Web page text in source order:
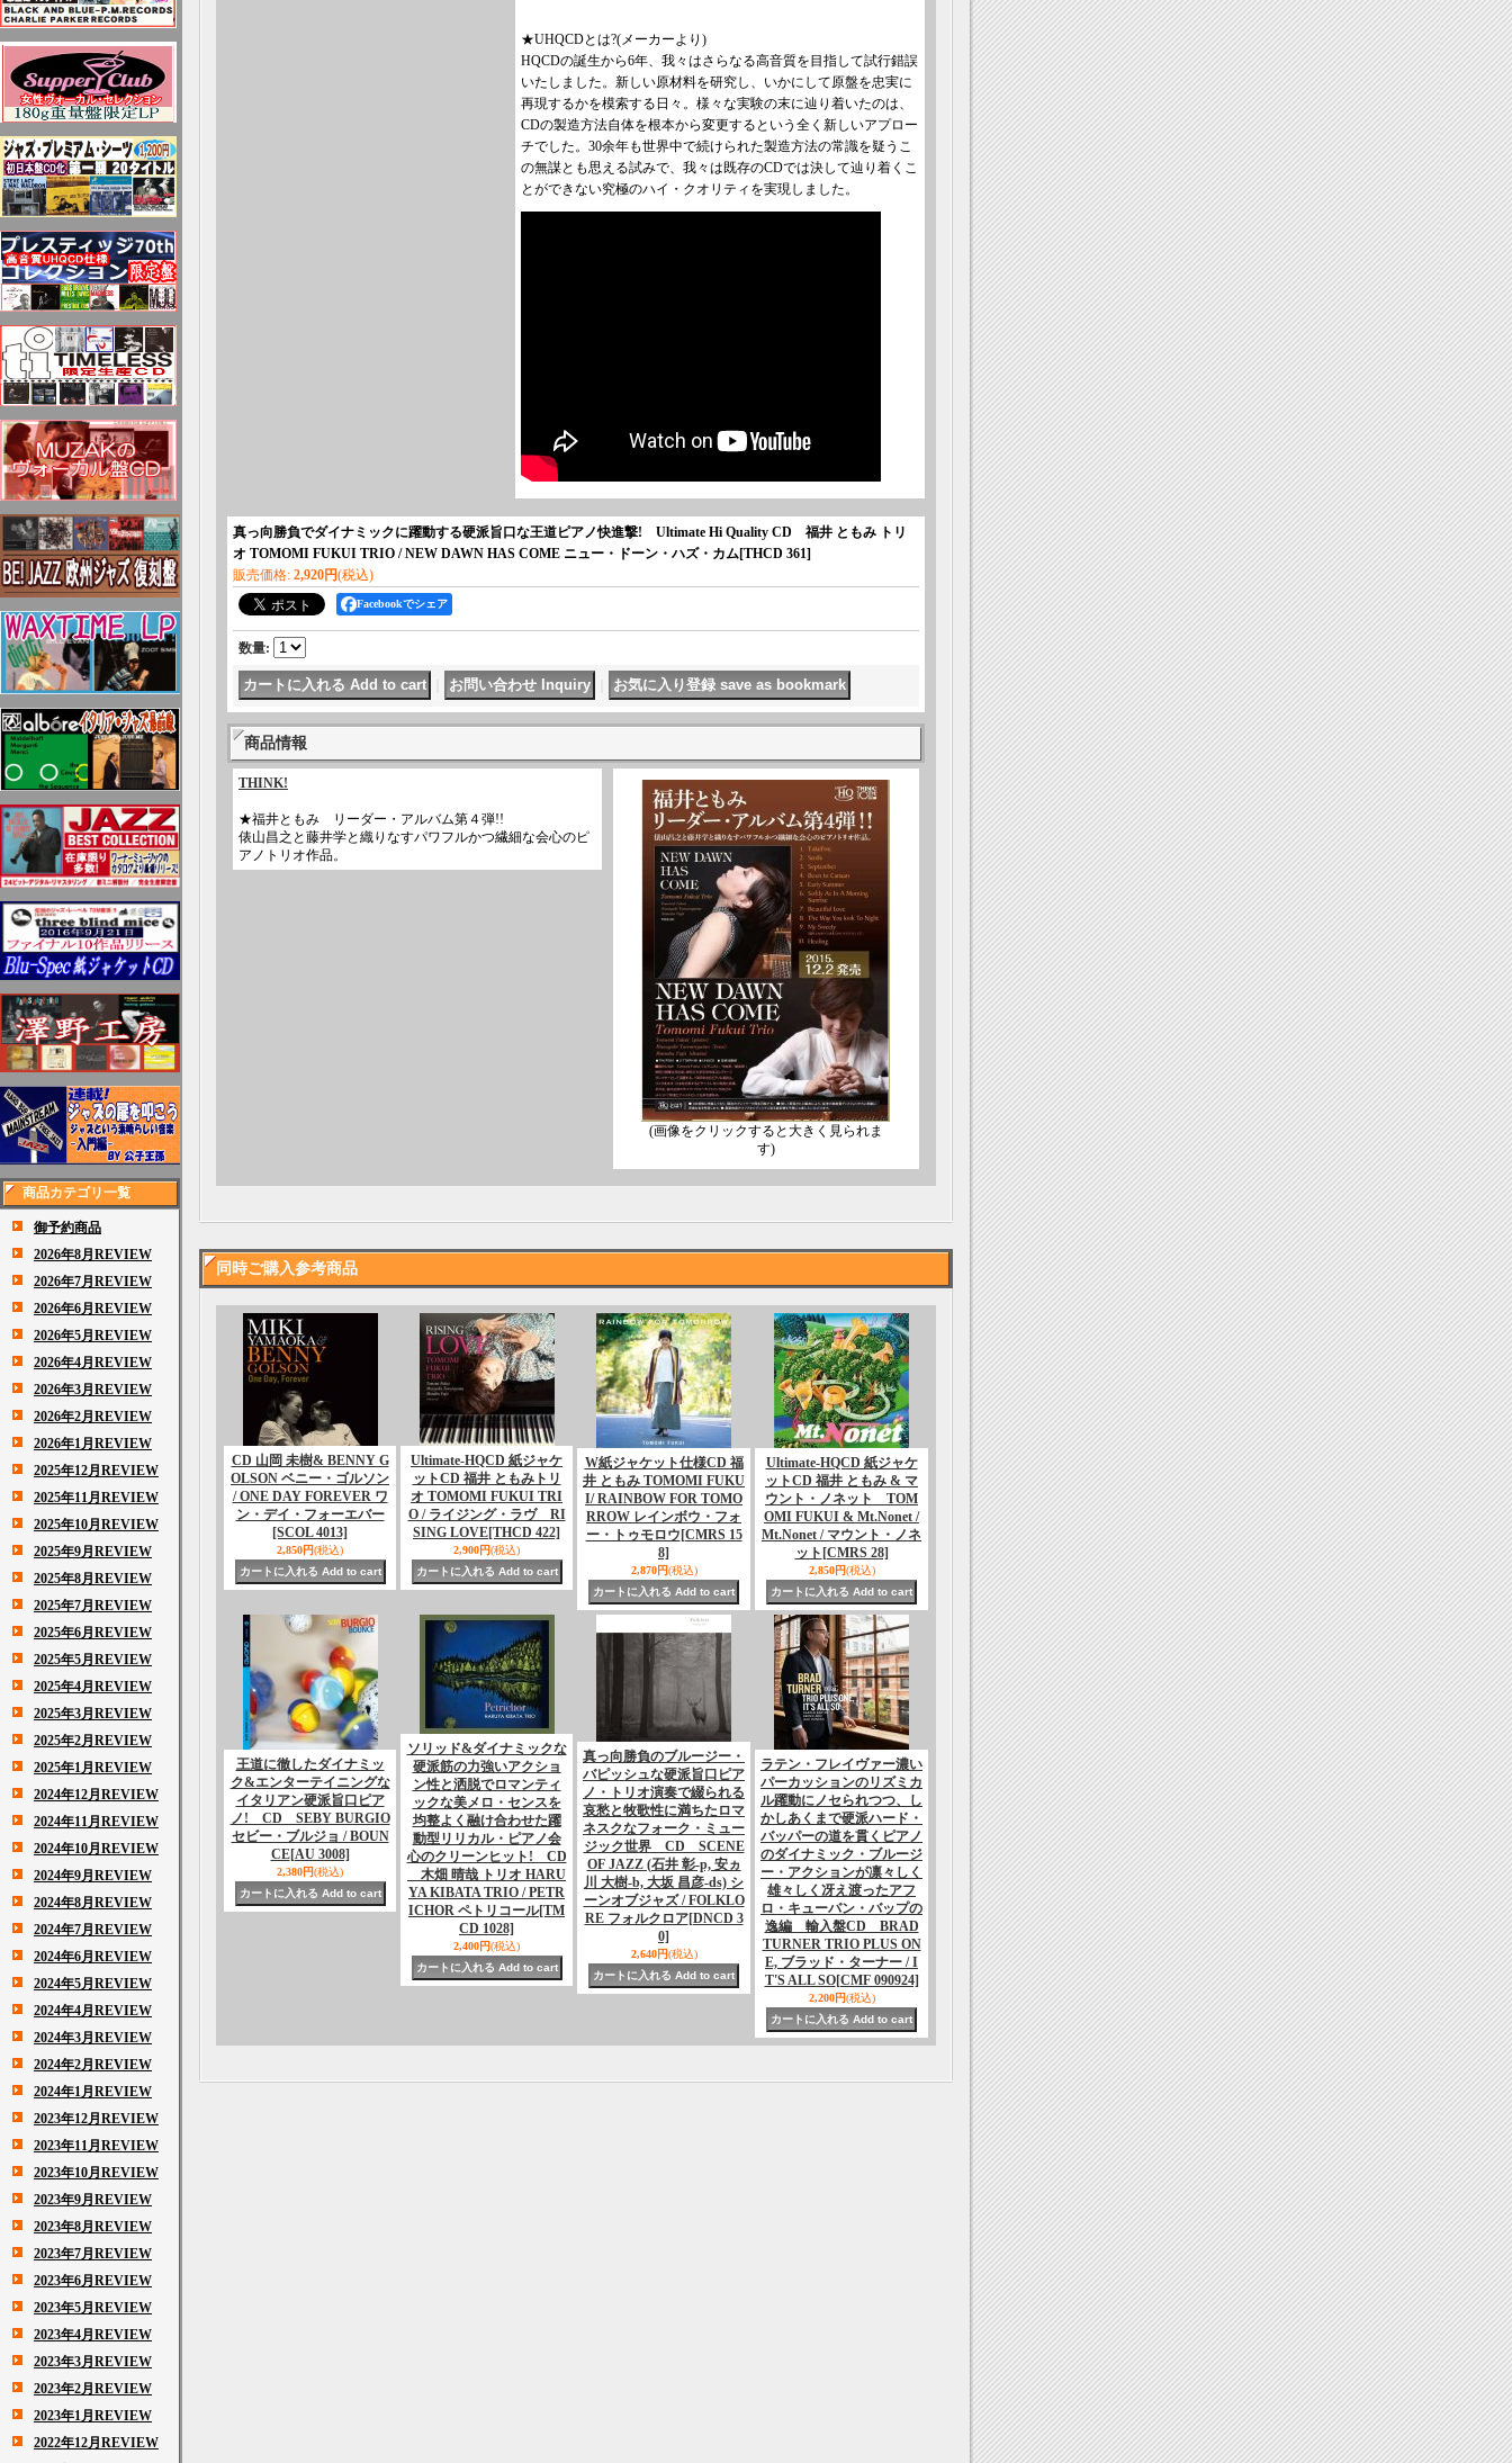
商品カテゴリ一覧
御予約商品
2026年8月REVIEW
2026年7月REVIEW
2026年6月REVIEW
2026年5月REVIEW
2026年4月REVIEW
2026年3月REVIEW
2026年2月REVIEW
2026年1月REVIEW
2025年12月REVIEW
2025年11月REVIEW
2025年10月REVIEW
2025年9月REVIEW
2025年8月REVIEW
2025年7月REVIEW
2025年6月REVIEW
2025年5月REVIEW
2025年4月REVIEW
2025年3月REVIEW
2025年2月REVIEW
2025年1月REVIEW
2024年12月REVIEW
2024年11月REVIEW
2024年10月REVIEW
2024年9月REVIEW
2024年8月REVIEW
2024年7月REVIEW
2024年6月REVIEW
2024年5月REVIEW
2024年4月REVIEW
2024年3月REVIEW
2024年2月REVIEW
2024年1月REVIEW
2023年12月REVIEW
2023年11月REVIEW
2023年10月REVIEW
2023年9月REVIEW
2023年8月REVIEW
2023年7月REVIEW
2023年6月REVIEW
2023年5月REVIEW
2023年4月REVIEW
2023年3月REVIEW
2023年2月REVIEW
2023年1月REVIEW
2022年12月REVIEW
★UHQCDとは?(メーカーより)
HQCDの誕生から6年、我々はさらなる高音質を目指して試行錯誤
いたしました。新しい原材料を研究し、いかにして原盤を忠実に
再現するかを模索する日々。様々な実験の末に辿り着いたのは、
CDの製造方法自体を根本から変更するという全く新しいアプロー
チでした。30余年も世界中で続けられた製造方法の常識を疑うこ
の無謀とも思える試みで、我々は既存のCDでは決して辿り着くこ
とができない究極のハイ・クオリティを実現しました。
真っ向勝負でダイナミックに躍動する硬派旨口な王道ピアノ快進撃! Ultimate Hi Quality CD 福井 ともみ トリ
オ TOMOMI FUKUI TRIO / NEW DAWN HAS COME ニュー・ドーン・ハズ・カム[THCD 361]
販売価格: 2,920円(税込)
Facebookでシェア
数量:
商品情報
THINK!
★福井ともみ リーダー・アルバム第４弾!!
俵山昌之と藤井学と織りなすパワフルかつ繊細な会心のピ
アノトリオ作品。
(画像をクリックすると大きく見られま
す)
同時ご購入参考商品
CD 山岡 未樹& BENNY G
OLSON ベニー・ゴルソン
/ ONE DAY FOREVER ワ
ン・デイ・フォーエバー
[SCOL 4013]
2,850円(税込)
Ultimate-HQCD 紙ジャケ
ットCD 福井 ともみトリ
オ TOMOMI FUKUI TRI
O / ライジング・ラヴ RI
SING LOVE[THCD 422]
2,900円(税込)
W紙ジャケット仕様CD 福
井 ともみ TOMOMI FUKU
I/ RAINBOW FOR TOMO
RROW レインボウ・フォ
ー・トゥモロウ [CMRS 15
8]
2,870円(税込)
Ultimate-HQCD 紙ジャケ
ットCD 福井 ともみ & マ
ウント・ノネット TOM
OMI FUKUI & Mt.Nonet /
Mt.Nonet / マウント・ノネ
ット [CMRS 28]
2,850円(税込)
王道に徹したダイナミッ
ク&エンターテイニングな
イタリアン硬派旨口ピア
ノ! CD SEBY BURGIO
セビー・ブルジョ / BOUN
CE[AU 3008]
2,380円(税込)
ソリッド&ダイナミックな
硬派筋の力強いアクショ
ン性と洒脱でロマンティ
ックな美メロ・センスを
均整よく融け合わせた躍
動型リリカル・ピアノ会
心のクリーンヒット! CD
木畑 晴哉 トリオ HARU
YA KIBATA TRIO / PETR
ICHOR ペトリコール[TM
CD 1028]
2,400円(税込)
真っ向勝負のブルージー・
バピッシュな硬派旨口ピア
ノ・トリオ演奏で綴られる
哀愁と牧歌性に満ちたロマ
ネスクなフォーク・ミュー
ジック世界 CD SCENE
OF JAZZ (石井 彰-p, 安ヵ
川 大樹-b, 大坂 昌彦-ds) シ
ーンオブジャズ / FOLKLO
RE フォルクロア[DNCD 3
0]
2,640円(税込)
ラテン・フレイヴァー濃い
パーカッションのリズミカ
ル躍動にノセられつつ、し
かしあくまで硬派ハード・
バッパーの道を貫くピアノ
のダイナミック・ブルージ
ー・アクションが凛々しく
雄々しく冴え渡ったアフ
ロ・キューバン・バップの
逸編 輸入盤CD BRAD
TURNER TRIO PLUS ON
E, ブラッド・ターナー / I
T'S ALL SO[CMF 090924]
2,200円(税込)